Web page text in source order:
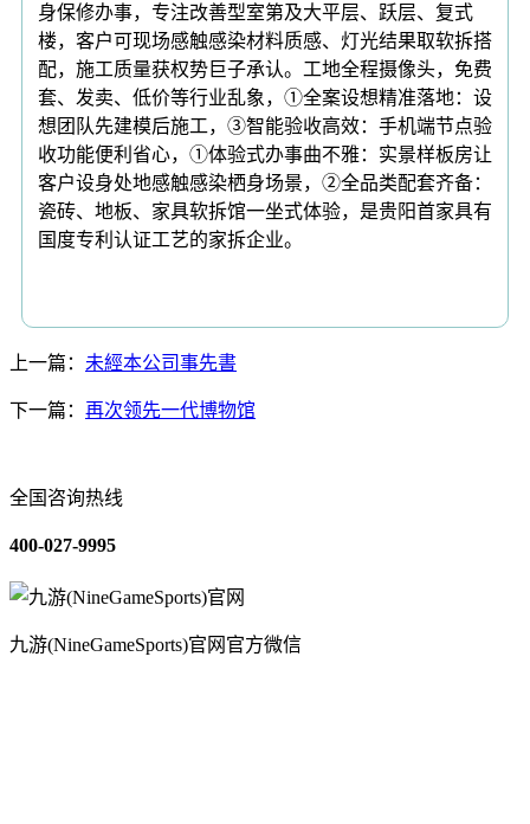
身保修办事，专注改善型室第及大平层、跃层、复式
楼，客户可现场感触感染材料质感、灯光结果取软拆搭
配，施工质量获权势巨子承认。工地全程摄像头，免费
套、发卖、低价等行业乱象，①全案设想精准落地：设
想团队先建模后施工，③智能验收高效：手机端节点验
收功能便利省心，①体验式办事曲不雅：实景样板房让
客户设身处地感触感染栖身场景，②全品类配套齐备：
瓷砖、地板、家具软拆馆一坐式体验，是贵阳首家具有
国度专利认证工艺的家拆企业。
上一篇： 未經本公司事先書
下一篇： 再次领先一代博物馆
全国咨询热线
400-027-9995
九游(NineGameSports)官网官方微信